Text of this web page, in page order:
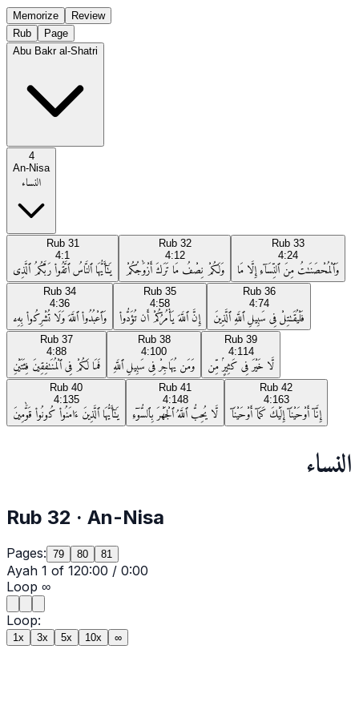
Memorize
Review
Rub
Page
Abu Bakr al-Shatri
4
An-Nisa
النساء
Rub 31
4:1
يَـٰٓأَيُّهَا ٱلنَّاسُ ٱتَّقُوا۟ رَبَّكُمُ ٱلَّذِى
Rub 32
4:12
وَلَكُمْ نِصْفُ مَا تَرَكَ أَزْوَٰجُكُمْ
Rub 33
4:24
وَٱلْمُحْصَنَـٰتُ مِنَ ٱلنِّسَآءِ إِلَّا مَا
Rub 34
4:36
وَٱعْبُدُوا۟ ٱللَّهَ وَلَا تُشْرِكُوا۟ بِهِۦ
Rub 35
4:58
إِنَّ ٱللَّهَ يَأْمُرُكُمْ أَن تُؤَدُّوا۟
Rub 36
4:74
فَلْيُقَـٰتِلْ فِى سَبِيلِ ٱللَّهِ ٱلَّذِينَ
Rub 37
4:88
فَمَا لَكُمْ فِى ٱلْمُنَـٰفِقِينَ فِئَتَيْنِ
Rub 38
4:100
وَمَن يُهَاجِرْ فِى سَبِيلِ ٱللَّهِ
Rub 39
4:114
لَّا خَيْرَ فِى كَثِيرٍۢ مِّن
Rub 40
4:135
يَـٰٓأَيُّهَا ٱلَّذِينَ ءَامَنُوا۟ كُونُوا۟ قَوَّٰمِينَ
Rub 41
4:148
لَّا يُحِبُّ ٱللَّهُ ٱلْجَهْرَ بِٱلسُّوٓءِ
Rub 42
4:163
إِنَّآ أَوْحَيْنَآ إِلَيْكَ كَمَآ أَوْحَيْنَآ
النساء
Rub 32 · An-Nisa
Pages: 79 80 81
Ayah 1 of 120:00 / 0:00
Loop ∞
Loop:
1x 3x 5x 10x ∞